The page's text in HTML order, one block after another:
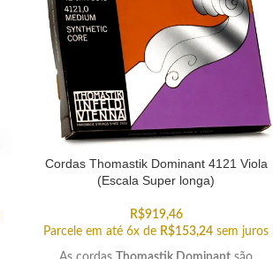
Cordas Thomastik Dominant 4121 Viola
(Escala Super longa)
R$919,46
Parcele em até 6x de R$153,24 sem juros